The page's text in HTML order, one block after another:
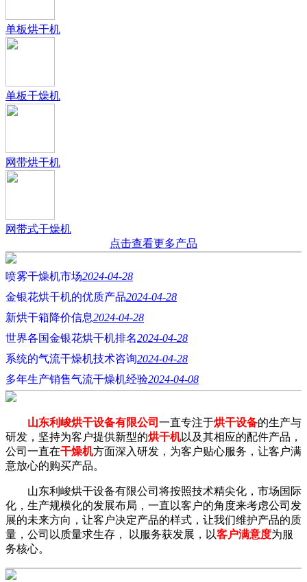
单板烘干机
单板干燥机
网带烘干机
网带式干燥机
点击查看更多产品
喷雾干燥机市场2024-04-28
金银花烘干机的优质产品2024-04-28
新烘干箱降价信息2024-04-28
世界各国金银花烘干机排名2024-04-28
系统的气流干燥机技术咨询2024-04-28
多年生产销售气流干燥机经验2024-04-08
山东利峻烘干设备有限公司 一直专注于烘干设备的生产与
研发，坚持为客户提供新型的烘干机以及其相应的配件产品，
公司一直在干燥机方面深入研发，为客户贴心服务，让客户满
意放心的购买产品。
山东利峻烘干设备有限公司将按照技术精尖化，市场国际
化，生产规模化的发展布局，一直以客户的角度来考虑公司发
展的未来方向，让客户决定产品的样式，让我们维护产品的质
量，公司以质量求生存， 以服务获发展，以客户满意度为服
务核心。